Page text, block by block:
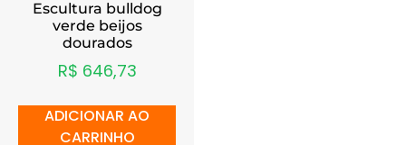
Escultura bulldog
verde beijos
dourados
R$ 646,73
ADICIONAR AO
CARRINHO